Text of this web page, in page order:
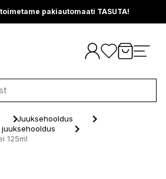
pakiautomaati TASUTA!
Juuksehooldus
125ml